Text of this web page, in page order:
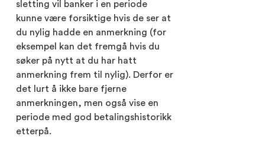
sletting vil banker i en periode
kunne være forsiktige hvis de ser at
du nylig hadde en anmerkning (for
eksempel kan det fremgå hvis du
søker på nytt at du har hatt
anmerkning frem til nylig). Derfor er
det lurt å ikke bare fjerne
anmerkningen, men også vise en
periode med god betalingshistorikk
etterpå.